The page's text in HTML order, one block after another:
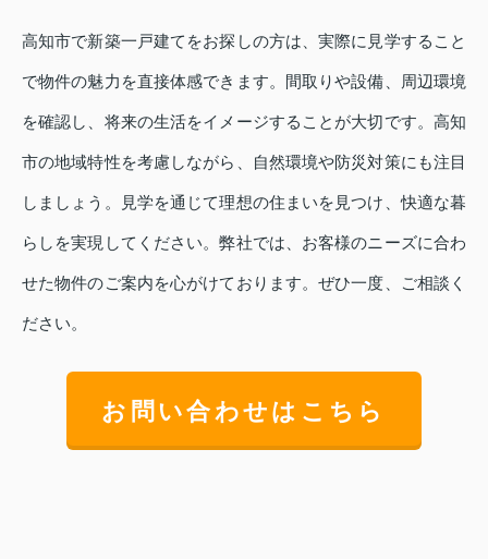
高知市で新築一戸建てをお探しの方は、実際に見学すること
で物件の魅力を直接体感できます。間取りや設備、周辺環境
を確認し、将来の生活をイメージすることが大切です。高知
市の地域特性を考慮しながら、自然環境や防災対策にも注目
しましょう。見学を通じて理想の住まいを見つけ、快適な暮
らしを実現してください。弊社では、お客様のニーズに合わ
せた物件のご案内を心がけております。ぜひ一度、ご相談く
ださい。
お問い合わせはこちら